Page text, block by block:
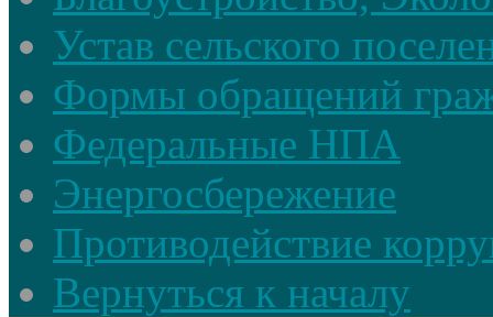
Устав сельского
Формы обращений
Федеральные НПА
Энергосбережение
Противодействие
Вернуться к началу